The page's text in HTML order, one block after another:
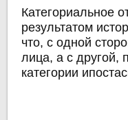
Категориальное
результатом
что, с одной
лица, а с другой,
категории